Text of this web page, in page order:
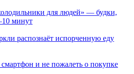
для людей» — будки,
минут
распознаёт испорченную еду
и не пожалеть о покупке